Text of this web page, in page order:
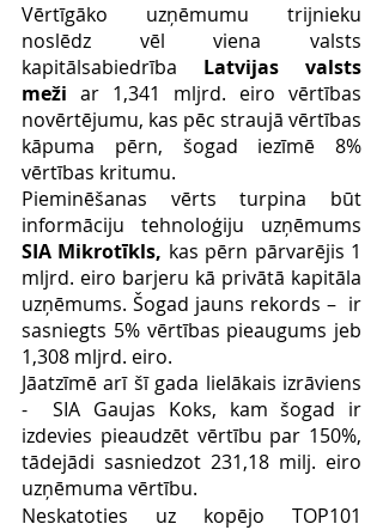
Vērtīgāko uzņēmumu trijnieku
noslēdz vēl viena valsts
kapitālsabiedrība Latvijas valsts
meži ar 1,341 mljrd. eiro vērtības
novērtējumu, kas pēc straujā vērtības
kāpuma pērn, šogad iezīmē 8%
vērtības kritumu.
Pieminēšanas vērts turpina būt
SIA Mikrotīkls, kas pērn pārvarējis 1
mljrd. eiro barjeru kā privātā kapitāla
uzņēmums. Šogad jauns rekords –  ir
sasniegts 5% vērtības pieaugums jeb
1,308 mljrd. eiro.
Jāatzīmē arī šī gada lielākais izrāviens
-  SIA Gaujas Koks, kam šogad ir
izdevies pieaudzēt vērtību par 150%,
tādejādi sasniedzot 231,18 milj. eiro
uzņēmuma vērtību.
Neskatoties uz kopējo TOP101